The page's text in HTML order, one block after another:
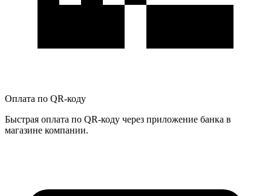
Оплата по QR-коду
Быстрая оплата по QR-коду через приложение банка в
магазине компании.